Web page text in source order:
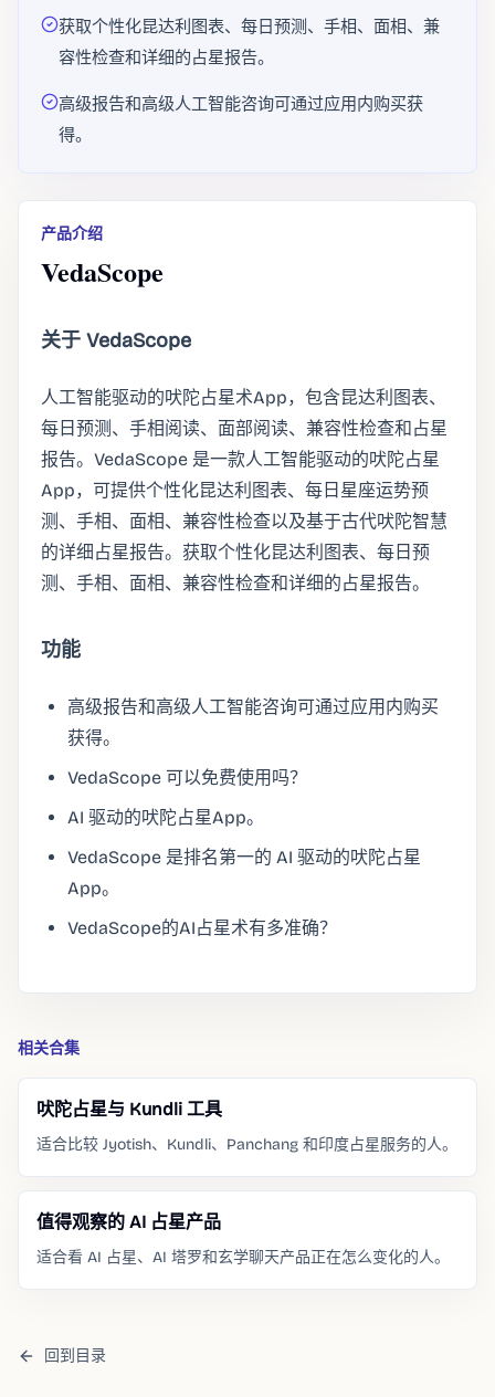
获取个性化昆达利图表、每日预测、手相、面相、兼
容性检查和详细的占星报告。
高级报告和高级人工智能咨询可通过应用内购买获
得。
产品介绍
VedaScope
关于 VedaScope
人工智能驱动的吠陀占星术App，包含昆达利图表、
每日预测、手相阅读、面部阅读、兼容性检查和占星
报告。VedaScope 是一款人工智能驱动的吠陀占星
App，可提供个性化昆达利图表、每日星座运势预
测、手相、面相、兼容性检查以及基于古代吠陀智慧
的详细占星报告。获取个性化昆达利图表、每日预
测、手相、面相、兼容性检查和详细的占星报告。
功能
高级报告和高级人工智能咨询可通过应用内购买
获得。
VedaScope 可以免费使用吗？
AI 驱动的吠陀占星App。
VedaScope 是排名第一的 AI 驱动的吠陀占星
App。
VedaScope的AI占星术有多准确？
相关合集
吠陀占星与 Kundli 工具
适合比较 Jyotish、Kundli、Panchang 和印度占星服务的人。
值得观察的 AI 占星产品
适合看 AI 占星、AI 塔罗和玄学聊天产品正在怎么变化的人。
回到目录